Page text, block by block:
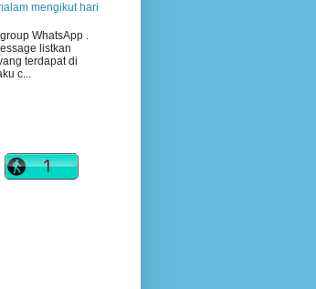
mengikut hari
WhatsApp .
listkan
terdapat di
c...